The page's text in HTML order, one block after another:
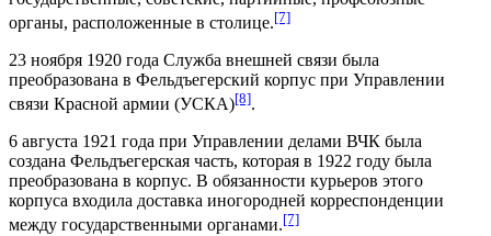
органы, расположенные в столице.[7]
23 ноября 1920 года Служба внешней связи была
преобразована в Фельдъегерский корпус при Управлении
связи Красной армии (УСКА)[8].
6 августа 1921 года при Управлении делами ВЧК была
создана Фельдъегерская часть, которая в 1922 году была
преобразована в корпус. В обязанности курьеров этого
корпуса входила доставка иногородней корреспонденции
между государственными органами.[7]